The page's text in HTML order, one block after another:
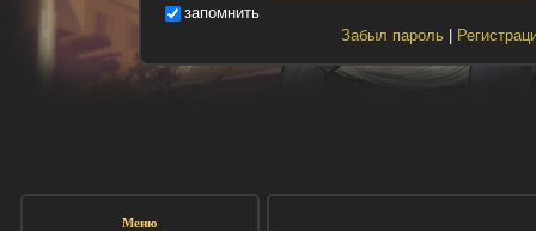
запомнить
Забыл пароль|
Меню